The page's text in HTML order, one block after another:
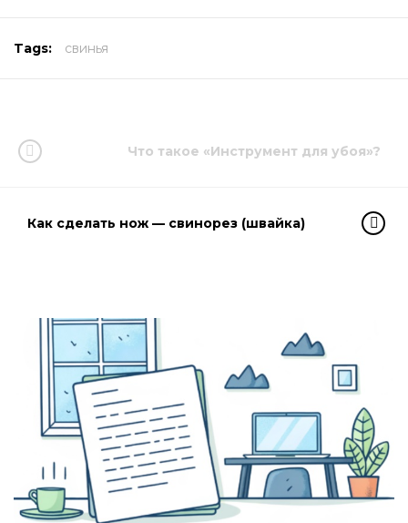
Tags: свинья
Что такое «Инструмент для убоя»?
Как сделать нож — свинорез (швайка)